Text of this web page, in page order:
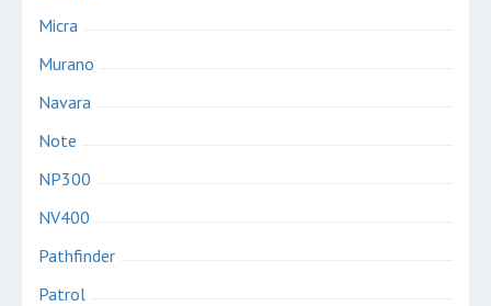
Micra
Murano
Navara
Note
NP300
NV400
Pathfinder
Patrol